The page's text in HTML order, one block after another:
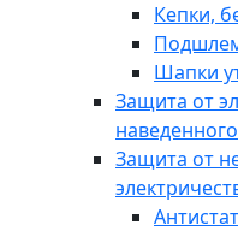
Кепки,
Шапки
Защита от
Защита от